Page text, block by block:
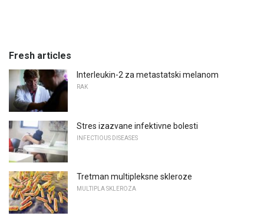
Fresh articles
Interleukin-2 za metastatski melanom
RAK
Stres izazvane infektivne bolesti
INFECTIOUS DISEASES
Tretman multipleksne skleroze
MULTIPLA SKLEROZA